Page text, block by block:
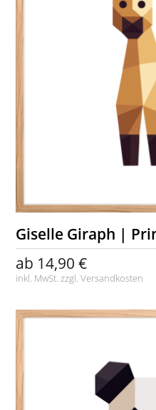
Giselle Giraph |
ab 14,90 €
inkl. MwSt. zzgl.Versandkosten